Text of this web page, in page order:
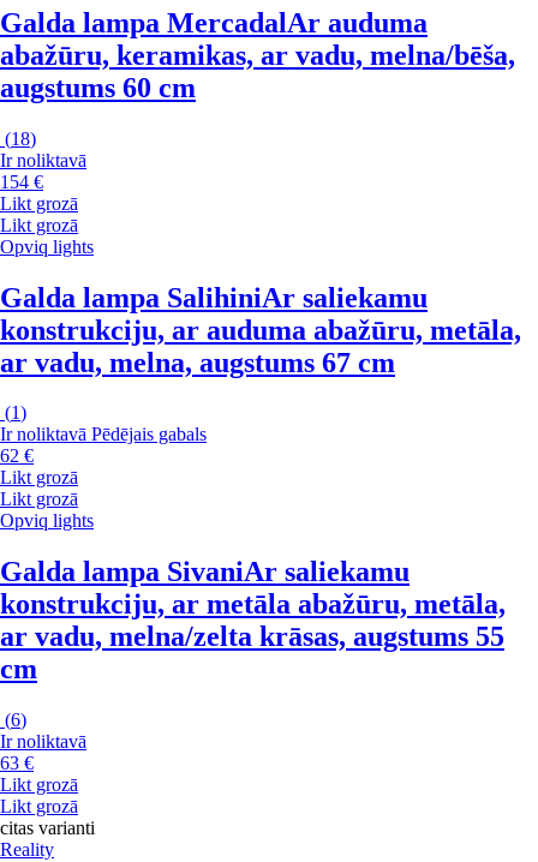
Galda lampa MercadalAr auduma
abažūru, keramikas, ar vadu, melna/bēša,
augstums 60 cm
(18)
Ir noliktavā
154 €
Likt grozā
Likt grozā
Opviq lights
Galda lampa SalihiniAr saliekamu
konstrukciju, ar auduma abažūru, metāla,
ar vadu, melna, augstums 67 cm
(1)
Ir noliktavā Pēdējais gabals
62 €
Likt grozā
Likt grozā
Opviq lights
Galda lampa SivaniAr saliekamu
konstrukciju, ar metāla abažūru, metāla,
ar vadu, melna/zelta krāsas, augstums 55
cm
(6)
Ir noliktavā
63 €
Likt grozā
Likt grozā
citas varianti
Reality